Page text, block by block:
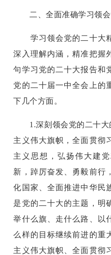
二、全面准确学习领会
学习领会党的二十大精
深入理解内涵，精准把握
句学习党的二十大报告和
党的二十届一中全会上的
下几个方面。
1.深刻领会党的二十大
主义伟大旗帜，全面贯彻
主义思想，弘扬伟大建
新，踔厉奋发、勇毅前行
化国家、全面推进中华民
是党的二十大的主题，明
举什么旗、走什么路、以
么样的目标继续前进的重
主义伟大旗帜、全面贯彻